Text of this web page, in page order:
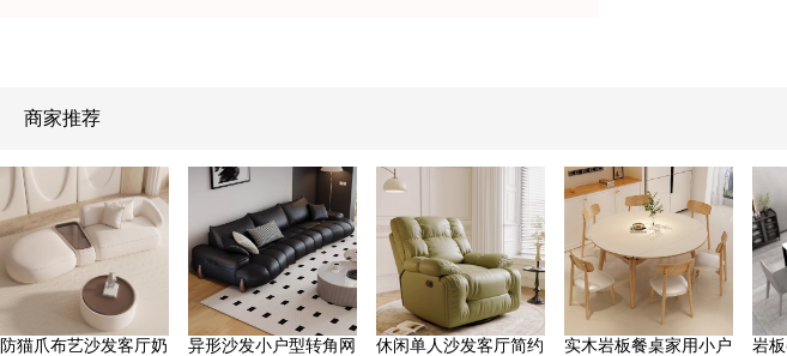
商家推荐
防猫爪布艺沙发客厅奶
异形沙发小户型转角网
休闲单人沙发客厅简约
实木岩板餐桌家用小户
岩